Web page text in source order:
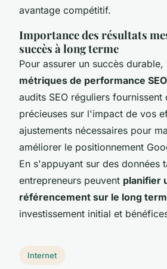
avantage compétitif.
Importance des résultats
succès à long terme
Pour assurer un succès
métriques de performance SEO
audits SEO réguliers
précieuses sur l'impact de vos
ajustements nécessaires pour
améliorer le positionnement
En s'appuyant sur des données
entrepreneurs peuvent planifier
référencement sur le long
investissement initial et
Internet